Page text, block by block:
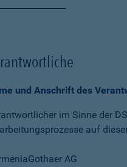
und Anschrift des
im Sinne der
auf
AG